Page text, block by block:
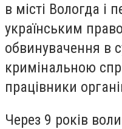
в місті Вологда і
українським
обвинувачення в
кримінальною
працівники
Через 9 років